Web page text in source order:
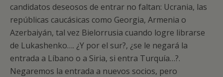
candidatos deseosos de entrar no faltan: Ucrania, las
repúblicas caucásicas como Georgia, Armenia o
Azerbaiyán, tal vez Bielorrusia cuando logre librarse
de Lukashenko…. ¿Y por el sur?, ¿se le negará la
entrada a Líbano o a Siria, si entra Turquía…?.
Negaremos la entrada a nuevos socios, pero